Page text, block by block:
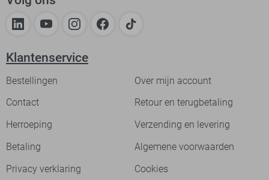
Klantenservice
Bestellingen
Over mijn account
Contact
Retour en terugbetaling
Herroeping
Verzending en levering
Betaling
Algemene voorwaarden
Privacy verklaring
Cookies